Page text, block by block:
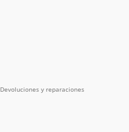
Devoluciones y reparaciones